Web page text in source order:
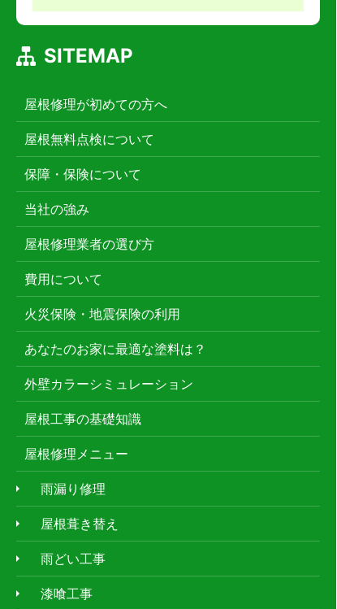
SITEMAP
屋根修理が初めての方へ
屋根無料点検について
保障・保険について
当社の強み
屋根修理業者の選び方
費用について
火災保険・地震保険の利用
あなたのお家に最適な塗料は？
外壁カラーシミュレーション
屋根工事の基礎知識
屋根修理メニュー
雨漏り修理
屋根葺き替え
雨どい工事
漆喰工事